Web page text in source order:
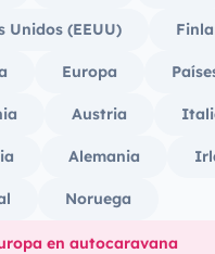
Unidos (EEUU)
Europa
Austria
Alemania
Noruega
en autocaravana